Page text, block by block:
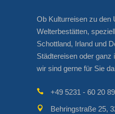
Ob Kulturreisen zu den
Welterbestätten,
Schottland, Irland und
Städtereisen oder ganz
wir sind gerne für Sie
+49 5231 - 60 20
Behringstraße 25,